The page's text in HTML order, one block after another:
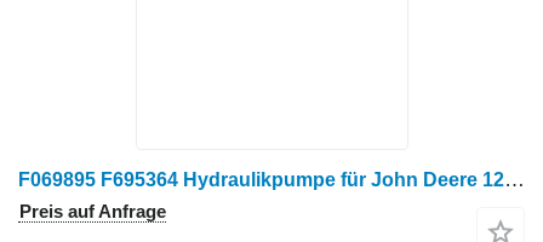
F069895 F695364 Hydraulikpumpe für John Deere 1270 E 1470 E Harvester
Preis auf Anfrage